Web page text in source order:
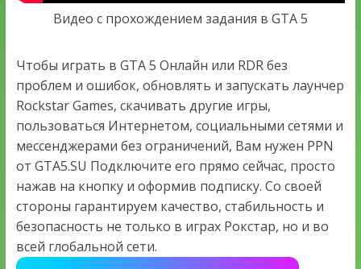
Видео с прохождением задания в GTA 5
Чтобы играть в GTA 5 Онлайн или RDR без
проблем и ошибок, обновлять и запускать лаунчер
Rockstar Games, скачивать другие игры,
пользоваться Интернетом, социальными сетями и
мессенджерами без ограничений, Вам нужен PPN
от GTA5.SU Подключите его прямо сейчас, просто
нажав на кнопку и оформив подписку. Со своей
стороны гарантируем качество, стабильность и
безопасность не только в играх Рокстар, но и во
всей глобальной сети.